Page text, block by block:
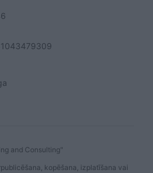
and Consulting"
kopēšana, izplatīšana vai